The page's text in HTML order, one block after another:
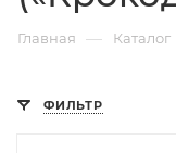
Главная — Каталог
ФИЛЬТР